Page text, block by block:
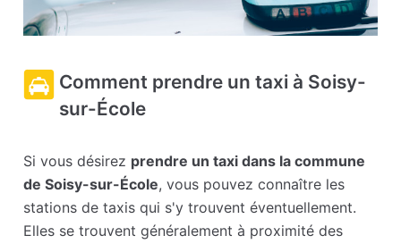
Comment prendre un taxi à Soisy-
sur-École
Si vous désirez prendre un taxi dans la commune
de Soisy-sur-École, vous pouvez connaître les
stations de taxis qui s'y trouvent éventuellement.
Elles se trouvent généralement à proximité des